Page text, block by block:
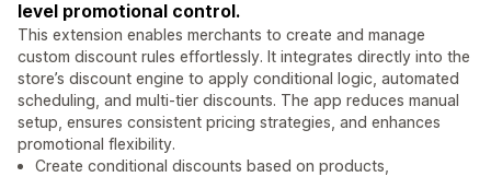
level promotional control.
This extension enables merchants to create and manage
custom discount rules effortlessly. It integrates directly into the
store’s discount engine to apply conditional logic, automated
scheduling, and multi-tier discounts. The app reduces manual
setup, ensures consistent pricing strategies, and enhances
promotional flexibility.
Create conditional discounts based on products,